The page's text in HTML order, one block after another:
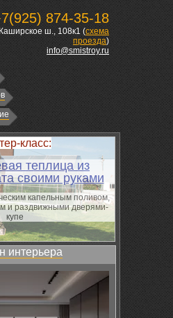
874-35-18
ш., 108к1 (схема
проезда)
info@smistroy.ru
класс:
теплица из
своими руками
капельным поливом,
и раздвижными дверями-
купе
интерьера